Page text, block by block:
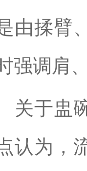
由揉臂
强调肩
于盅碗
认为，